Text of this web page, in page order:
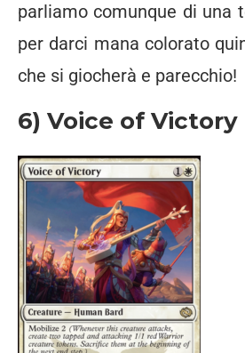
parliamo comunque di una
per darci mana colorato
che si giocherà e parecchio!
6) Voice of Victory